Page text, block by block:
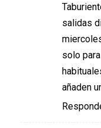
salidas
solo
añaden